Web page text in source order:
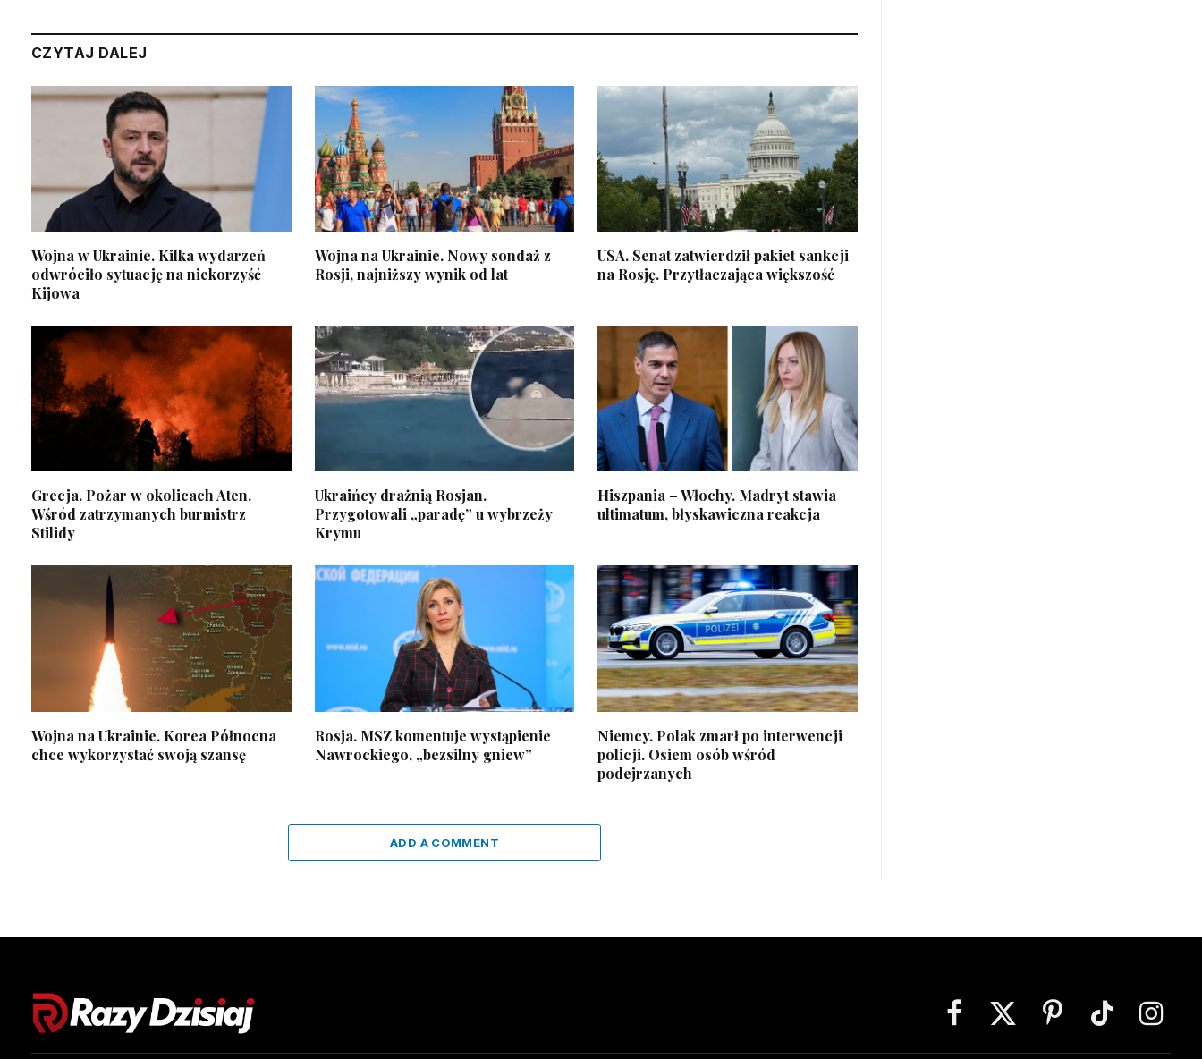
CZYTAJ DALEJ
Wojna w Ukrainie. Kilka wydarzeń
odwróciło sytuację na niekorzyść
Kijowa
Wojna na Ukrainie. Nowy sondaż z
Rosji, najniższy wynik od lat
USA. Senat zatwierdził pakiet sankcji
na Rosję. Przytłaczająca większość
Grecja. Pożar w okolicach Aten.
Wśród zatrzymanych burmistrz
Stilidy
Ukraińcy drażnią Rosjan.
Przygotowali „paradę” u wybrzeży
Krymu
Hiszpania – Włochy. Madryt stawia
ultimatum, błyskawiczna reakcja
Wojna na Ukrainie. Korea Północna
chce wykorzystać swoją szansę
Rosja. MSZ komentuje wystąpienie
Nawrockiego, „bezsilny gniew”
Niemcy. Polak zmarł po interwencji
policji. Osiem osób wśród
podejrzanych
ADD A COMMENT
Facebook
X
PinterestTikTok